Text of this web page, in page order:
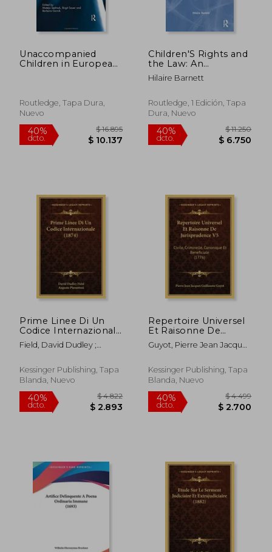
40% 40%
Unaccompanied
Children in European
(Routledge Research
in Asylum, Migration
Routledge, Tapa Dura,
Nuevo
40%
dcto. $ 10.137
Children'S Rights and
the Law: An
Introduction (en
Inglés)
Hilaire Barnett
Routledge, 1 Edición, Tapa
Dura, Nuevo
40%
dcto.
Prime Linee Di Un
Codice Internazionale
(1874) (en Italiano)
Field, David Dudley ;
Kessinger Publishing, Tapa
Blanda, Nuevo
Repertoire Universel
Et Raisonne De
Jurisprudence V5:
Civile, Criminelle,
Beneficiale (1776) (en
Francés)
Guyot, Pierre Jean Jacques
Kessinger Publishing, Tapa
Blanda, Nuevo